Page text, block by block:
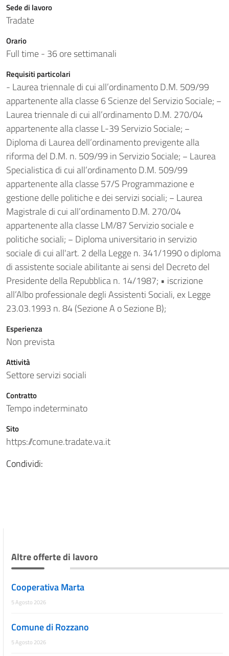
Sede di lavoro
Tradate
Orario
Full time - 36 ore settimanali
Requisiti particolari
- Laurea triennale di cui all’ordinamento D.M. 509/99
appartenente alla classe 6 Scienze del Servizio Sociale; −
Laurea triennale di cui all’ordinamento D.M. 270/04
appartenente alla classe L-39 Servizio Sociale; −
Diploma di Laurea dell’ordinamento previgente alla
riforma del D.M. n. 509/99 in Servizio Sociale; − Laurea
Specialistica di cui all’ordinamento D.M. 509/99
appartenente alla classe 57/S Programmazione e
gestione delle politiche e dei servizi sociali; − Laurea
Magistrale di cui all’ordinamento D.M. 270/04
appartenente alla classe LM/87 Servizio sociale e
politiche sociali; − Diploma universitario in servizio
sociale di cui all'art. 2 della Legge n. 341/1990 o diploma
di assistente sociale abilitante ai sensi del Decreto del
Presidente della Repubblica n. 14/1987; • iscrizione
all’Albo professionale degli Assistenti Sociali, ex Legge
23.03.1993 n. 84 (Sezione A o Sezione B);
Esperienza
Non prevista
Attività
Settore servizi sociali
Contratto
Tempo indeterminato
Sito
https://comune.tradate.va.it
Condividi:
Altre offerte di lavoro
Cooperativa Marta
5 Agosto 2026
Comune di Rozzano
5 Agosto 2026